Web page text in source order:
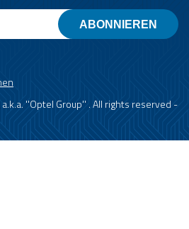
''Optel Group'' . All rights reserved -